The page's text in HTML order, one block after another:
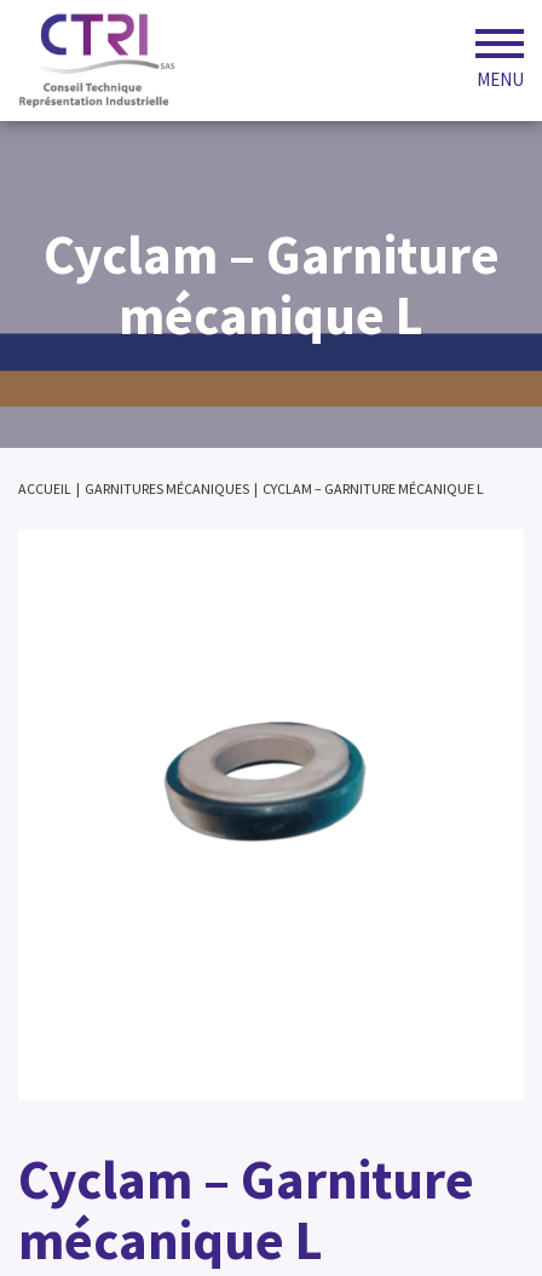
MENU
Cyclam – Garniture
mécanique L
ACCUEIL | GARNITURES MÉCANIQUES | CYCLAM – GARNITURE MÉCANIQUE L
Cyclam – Garniture
mécanique L